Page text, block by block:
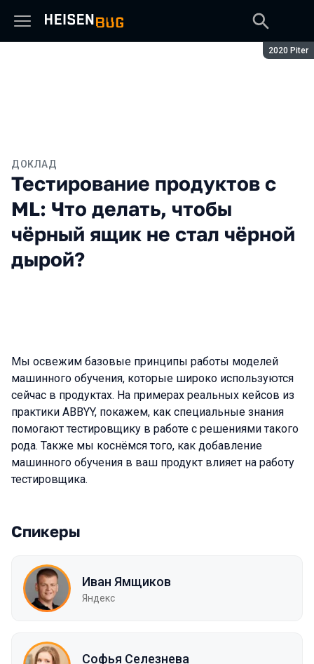
Сезон:
2020 Piter
ДОКЛАД
Тестирование продуктов с
ML: Что делать, чтобы
чёрный ящик не стал чёрной
дырой?
Мы освежим базовые принципы работы моделей
машинного обучения, которые широко используются
сейчас в продуктах. На примерах реальных кейсов из
практики ABBYY, покажем, как специальные знания
помогают тестировщику в работе с решениями такого
рода. Также мы коснёмся того, как добавление
машинного обучения в ваш продукт влияет на работу
тестировщика.
Спикеры
Иван Ямщиков
Яндекс
Софья Селезнева